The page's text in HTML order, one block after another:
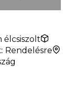
élcsiszolt
Rendelésre